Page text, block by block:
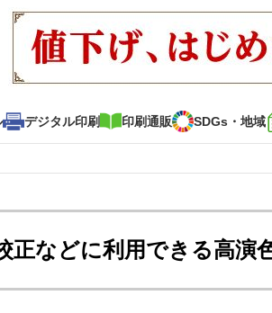
デジタル印刷 印刷通販 SDGs・地域
動画コンテンツ インタビュー コ
デジタル印刷 印刷通販 SDGs・地域 ポ
正などに利用できる高演